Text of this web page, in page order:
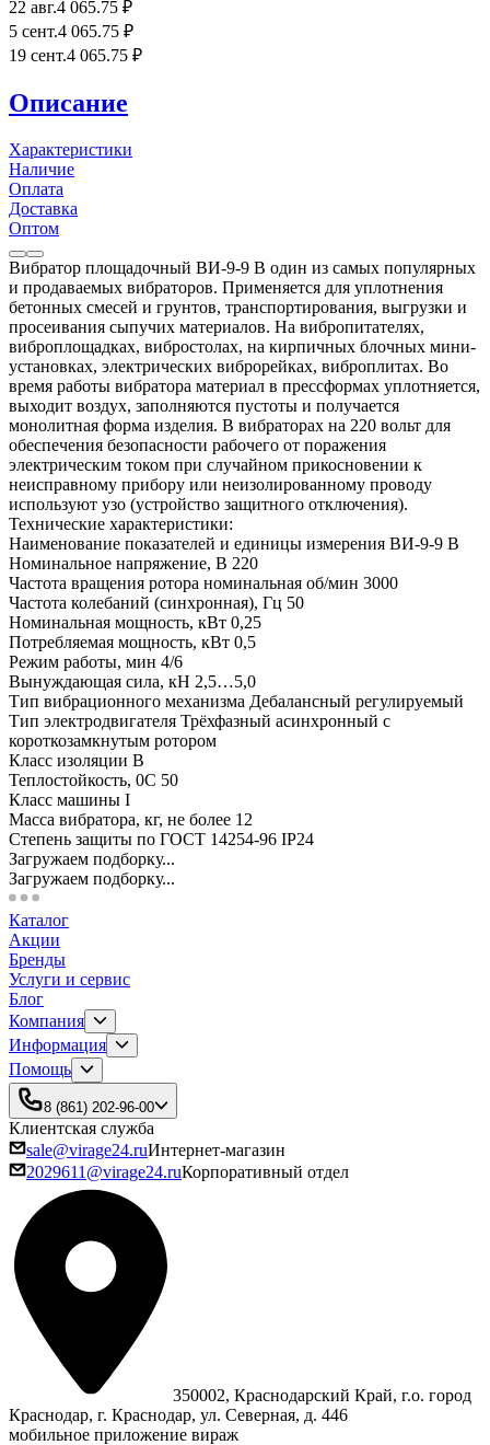
22 авг.4 065.75 ₽
5 сент.4 065.75 ₽
19 сент.4 065.75 ₽
Описание
Характеристики
Наличие
Оплата
Доставка
Оптом
Вибратор площадочный ВИ-9-9 В один из самых популярных
и продаваемых вибраторов. Применяется для уплотнения
бетонных смесей и грунтов, транспортирования, выгрузки и
просеивания сыпучих материалов. На вибропитателях,
виброплощадках, вибростолах, на кирпичных блочных мини-
установках, электрических виброрейках, виброплитах. Во
время работы вибратора материал в прессформах уплотняется,
выходит воздух, заполняются пустоты и получается
монолитная форма изделия. В вибраторах на 220 вольт для
обеспечения безопасности рабочего от поражения
электрическим током при случайном прикосновении к
неисправному прибору или неизолированному проводу
используют узо (устройство защитного отключения).
Технические характеристики:
Наименование показателей и единицы измерения ВИ-9-9 В
Номинальное напряжение, В 220
Частота вращения ротора номинальная об/мин 3000
Частота колебаний (синхронная), Гц 50
Номинальная мощность, кВт 0,25
Потребляемая мощность, кВт 0,5
Режим работы, мин 4/6
Вынуждающая сила, кН 2,5…5,0
Тип вибрационного механизма Дебалансный регулируемый
Тип электродвигателя Трёхфазный асинхронный с
короткозамкнутым ротором
Класс изоляции В
Теплостойкость, 0С 50
Класс машины I
Масса вибратора, кг, не более 12
Степень защиты по ГОСТ 14254-96 IP24
Загружаем подборку...
Загружаем подборку...
Каталог
Акции
Бренды
Услуги и сервис
Блог
Компания
Информация
Помощь
8 (861) 202-96-00
Клиентская служба
sale@virage24.ruИнтернет-магазин
2029611@virage24.ruКорпоративный отдел
350002, Краснодарский Край, г.о. город
Краснодар, г. Краснодар, ул. Северная, д. 446
мобильное приложение вираж